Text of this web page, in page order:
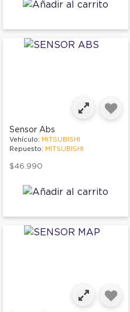
Sensor Abs
Vehículo: MITSUBISHI
Repuesto: MITSUBISHI
$46.990